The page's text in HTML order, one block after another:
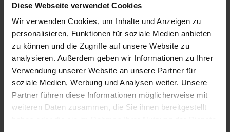
Diese Webseite verwendet Cookies
Wir verwenden Cookies, um Inhalte und Anzeigen zu
personalisieren, Funktionen für soziale Medien anbieten
zu können und die Zugriffe auf unsere Website zu
analysieren. Außerdem geben wir Informationen zu Ihrer
Verwendung unserer Website an unsere Partner für
soziale Medien, Werbung und Analysen weiter. Unsere
Partner führen diese Informationen möglicherweise mit
weiteren Daten zusammen, die Sie ihnen bereitgestellt
Entschuldigung diese Seite ist
leider nicht verfügbar
Der Link, dem Sie gefolgt sind, ist möglicherweise defekt oder die
Seite wurde entfernt.
Zurück zur Startseite Zur Suche